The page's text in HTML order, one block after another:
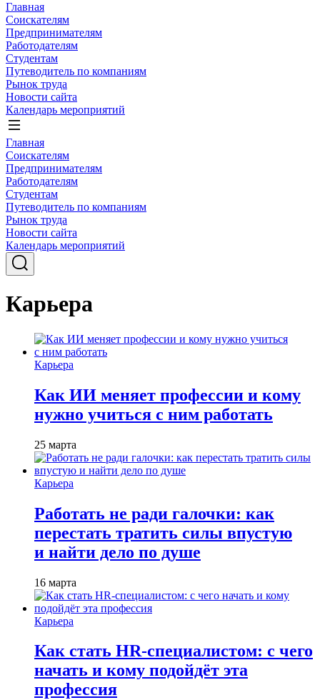
Главная
Соискателям
Предпринимателям
Работодателям
Студентам
Путеводитель по компаниям
Рынок труда
Новости сайта
Календарь мероприятий
Главная
Соискателям
Предпринимателям
Работодателям
Студентам
Путеводитель по компаниям
Рынок труда
Новости сайта
Календарь мероприятий
Карьера
Карьера
Как ИИ меняет профессии и кому
нужно учиться с ним работать
25 марта
Карьера
Работать не ради галочки: как
перестать тратить силы впустую
и найти дело по душе
16 марта
Карьера
Как стать HR-специалистом: с чего
начать и кому подойдёт эта
профессия